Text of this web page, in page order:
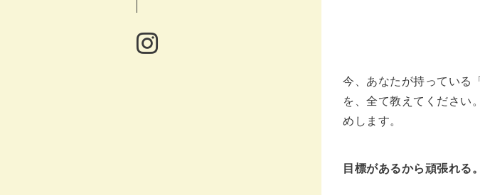
今、あなたが持っている
を、全て教えてください
めします。
目標があるから頑張れる